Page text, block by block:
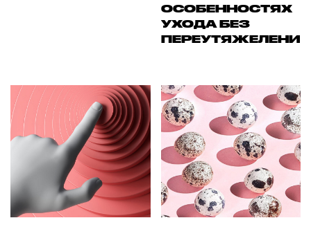
ОСОБЕННОСТЯХ
УХОДА БЕЗ
ПЕРЕУТЯЖЕЛЕНИЯ